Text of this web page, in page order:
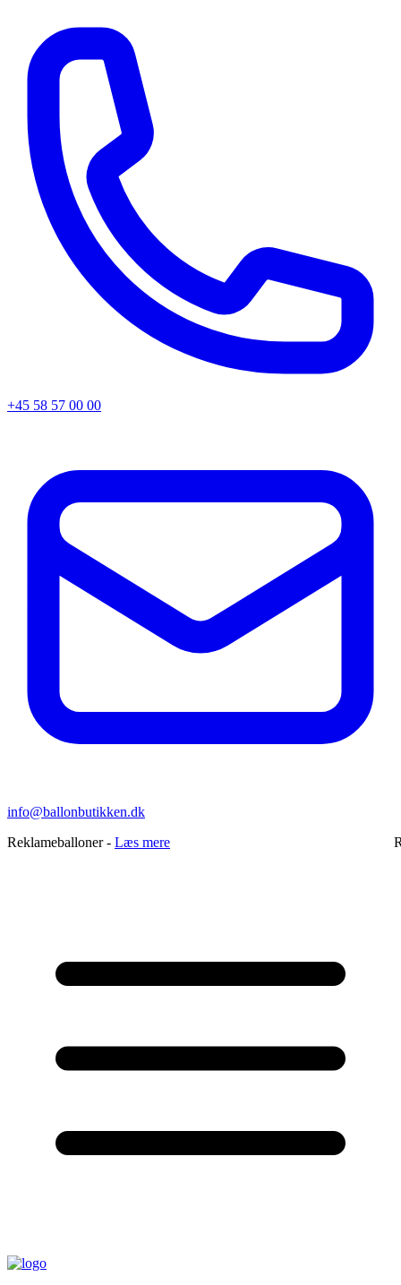
+45 58 57 00 00
info@ballonbutikken.dk
Reklameballoner - Læs mere